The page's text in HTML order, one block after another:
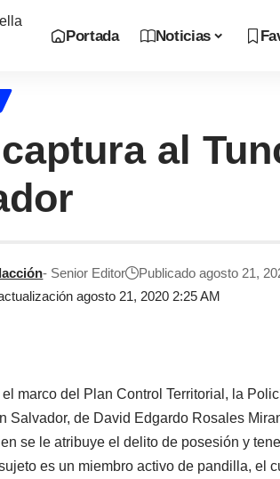
Portada Noticias
al
agosto 21, 2020 2:25 AM
- Senior Editor Publicado agosto 21,
el marco del Plan Control Territorial, la
Salvador, de David Edgardo Rosales
se le atribuye el delito de posesión y
es un miembro activo de pandilla, el